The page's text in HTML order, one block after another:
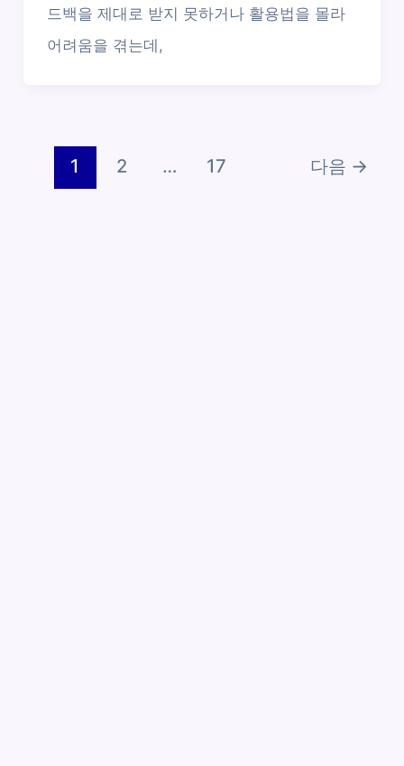
드백을 제대로 받지 못하거나 활용법을 몰라
어려움을 겪는데,
1 2 … 17 다음 →